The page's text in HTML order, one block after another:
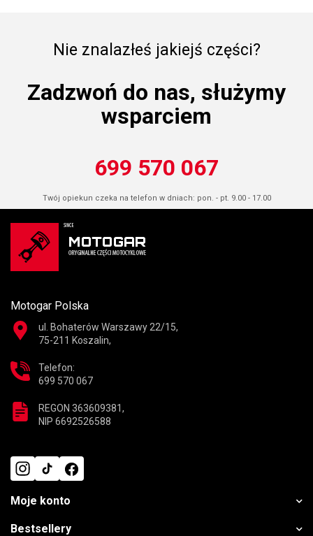
Nie znalazłeś jakiejś części?
Zadzwoń do nas, służymy
wsparciem
699 570 067
Twój opiekun czeka na telefon w dniach: pon. - pt. 9.00 - 17.00
Motogar Polska
ul. Bohaterów Warszawy 22/15,
75-211 Koszalin,
Telefon:
699 570 067
REGON 363609381,
NIP 6692526588
Moje konto
Bestsellery